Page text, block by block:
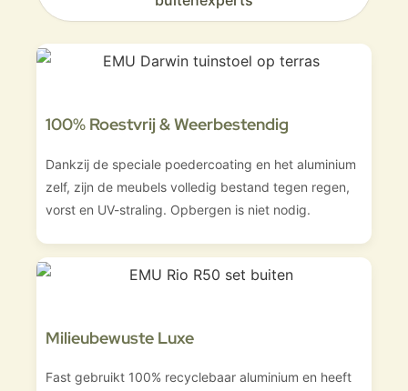
100% Roestvrij & Weerbestendig
Dankzij de speciale poedercoating en het aluminium
zelf, zijn de meubels volledig bestand tegen regen,
vorst en UV-straling. Opbergen is niet nodig.
Milieubewuste Luxe
Fast gebruikt 100% recyclebaar aluminium en heeft